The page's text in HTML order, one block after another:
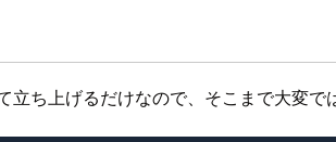
立ち上げるだけなので、そこまで大変